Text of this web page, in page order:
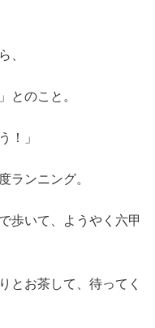
、
とのこと。
！」
ランニング。
歩いて、ようやく六甲
とお茶して、待ってく